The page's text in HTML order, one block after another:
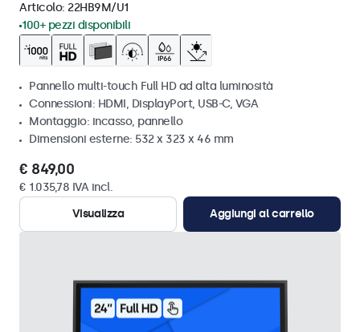
Articolo: 22HB9M/U1
100+ pezzi disponibili
Pannello multi-touch Full HD ad alta luminosità
Connessioni: HDMI, DisplayPort, USB-C, VGA
Montaggio: incasso, pannello
Dimensioni esterne: 532 x 323 x 46 mm
€ 849,00
€ 1.035,78 IVA incl.
Visualizza
Aggiungi al carrello